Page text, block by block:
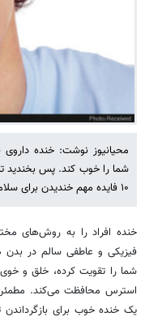
محیانیوز نوشت: خنده
شما را خوب کند. پس بخندید
۱۰ فایده مهم خندیدن برای سلامت انسان می‌پردازیم.
خنده افراد را به روش‌های
فیزیکی و عاطفی سالم در
شما را تقویت کرده، خلق و خوی
استرس محافظت می‌کند. مطمئن
یک خنده خوب برای